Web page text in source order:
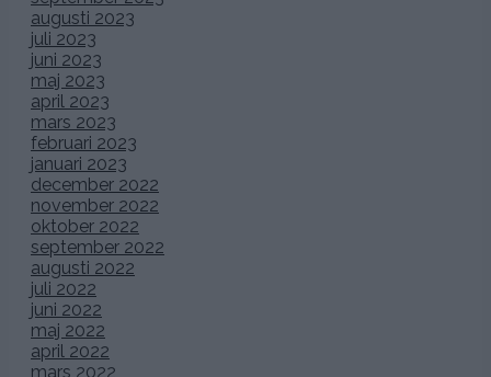
augusti 2023
juli 2023
juni 2023
maj 2023
april 2023
mars 2023
februari 2023
januari 2023
december 2022
november 2022
oktober 2022
september 2022
augusti 2022
juli 2022
juni 2022
maj 2022
april 2022
mars 2022